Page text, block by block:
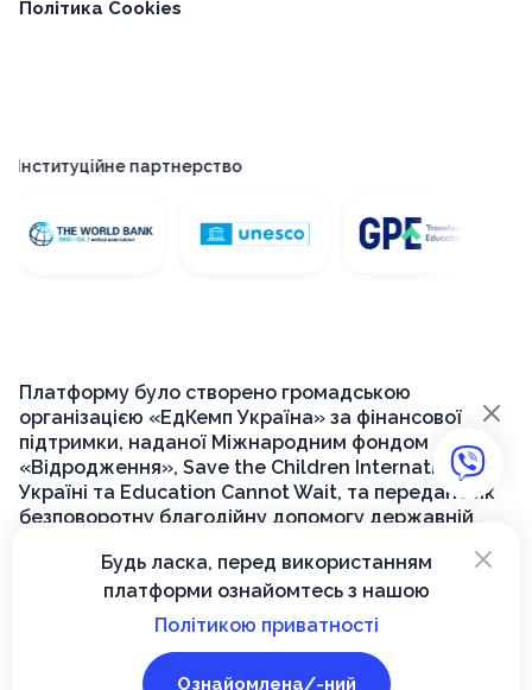
Політика Cookies
партнерство
Платформу було створено громадською
організацією «ЕдКемп Україна» за фінансової
підтримки, наданої Міжнародним фондом
«Відродження», Save the Children International в
Україні та Education Cannot Wait, та передано як
безповоротну благодійну допомогу державній
для її подальшого функціонування на державному
© 2026, Вектор
×
Будь ласка, перед використанням
платформи ознайомтесь з нашою
Політикою приватності
Ознайомлена/-ний
×